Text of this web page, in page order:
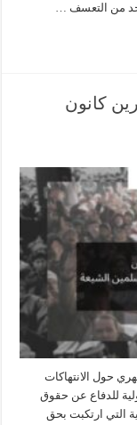
من التعسف …
كانون
حول الانتهاكات
للدفاع عن حقوق
التي ارتكبت بحق